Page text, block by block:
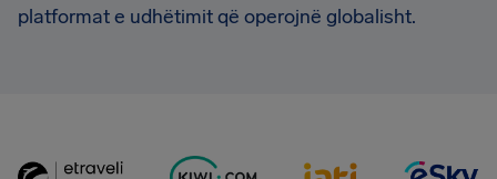
platformat e udhëtimit që operojnë globalisht.